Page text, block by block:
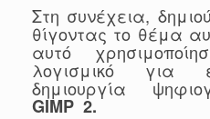
Στη συνέχεια,
θίγοντας το θέμα
αυτό
λογισμικό για
δημιουργία
GIMP 2.